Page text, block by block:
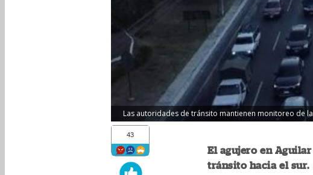
Las autoridades de tránsito mantienen monitoreo de
43
El agujero en
tránsito hacia el sur.